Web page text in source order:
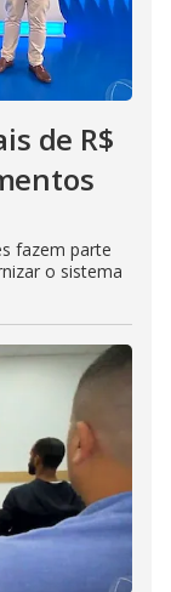
de R$
fazem parte
o sistema